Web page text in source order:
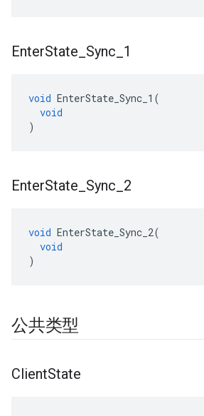
EnterState Sync 1
void EnterState_Sync_1 (
void
)
EnterState Sync 2
void EnterState_Sync_2(
void
)
公共类型
ClientState